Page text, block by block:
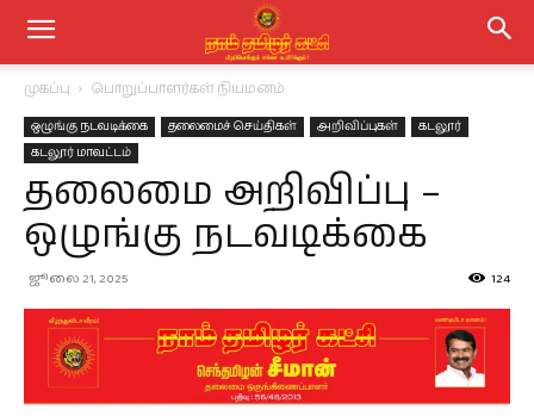
முகப்பு பொறுப்பாளர்கள் நியமனம்
ஒழுங்கு நடவடிக்கை தலைமைச் செய்திகள் அறிவிப்புகள்
கடலூர்
கடலூர் மாவட்டம்
தலைமை அறிவிப்பு –
ஒழுங்கு நடவடிக்கை
ஜூலை 21, 2025 124